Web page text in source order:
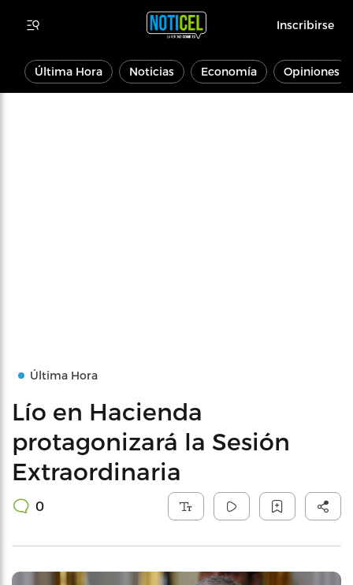
Inscribirse
Última Hora Noticias Economía Opiniones
Última Hora
Lío en Hacienda
protagonizará la Sesión
Extraordinaria
0